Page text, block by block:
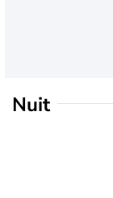
Nuit